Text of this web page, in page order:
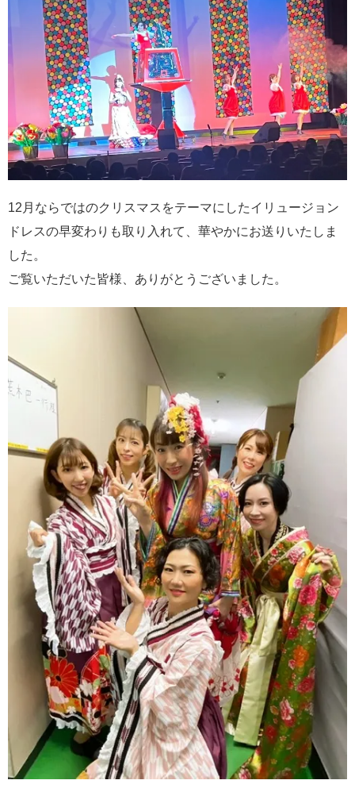
12月ならではのクリスマスをテーマにしたイリュージョン
ドレスの早変わりも取り入れて、華やかにお送りいたしま
した。
ご覧いただいた皆様、ありがとうございました。